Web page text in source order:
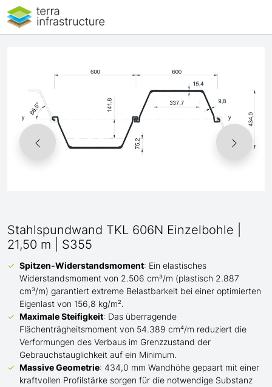
Stahlspundwand TKL 606N Einzelbohle |
21,50 m | S355
Spitzen-Widerstandsmoment: Ein elastisches
Widerstandsmoment von 2.506 cm³/m (plastisch 2.887
cm³/m) garantiert extreme Belastbarkeit bei einer optimierten
Eigenlast von 156,8 kg/m².
Maximale Steifigkeit: Das überragende
Flächenträgheitsmoment von 54.389 cm⁴/m reduziert die
Verformungen des Verbaus im Grenzzustand der
Gebrauchstauglichkeit auf ein Minimum.
Massive Geometrie: 434,0 mm Wandhöhe gepaart mit einer
kraftvollen Profilstärke sorgen für die notwendige Substanz